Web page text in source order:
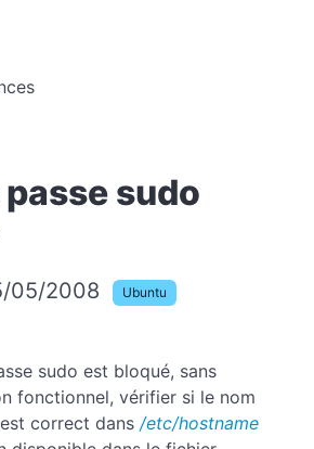
sudo
05/2008 Ubuntu
sudo est bloqué, sans
fonctionnel, vérifier si le nom
correct dans /etc/hostname